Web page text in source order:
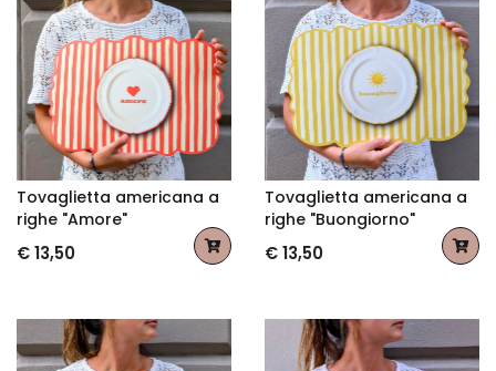
Tovaglietta americana a
righe "Amore"
€ 13,50
Tovaglietta americana a
righe "Buongiorno"
€ 13,50